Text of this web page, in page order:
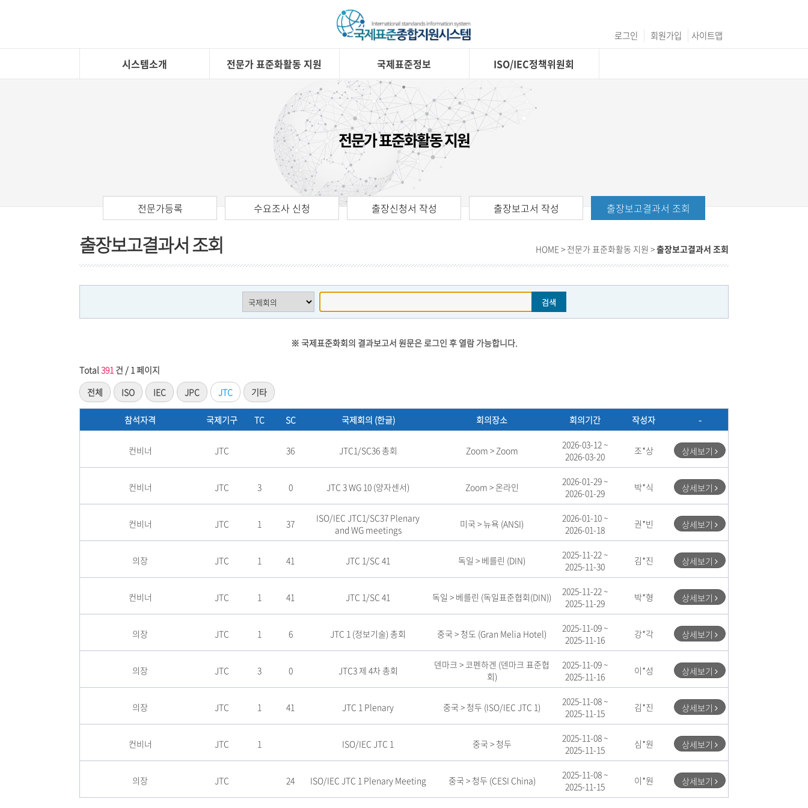
로그인 회원가입 사이트맵
시스템소개 전문가 표준화활동 지원 국제표준정보 ISO/IEC정책위원회
전문가 표준화활동 지원
전문가등록 수요조사 신청 출장신청서 작성 출장보고서 작성 출장보고결과서 조회
출장보고결과서 조회 HOME > 전문가 표준화활동 지원 >출장보고결과서 조회
※ 국제표준화회의 결과보고서 원문은 로그인 후 열람 가능합니다.
Total391 건 / 1 페이지
전체
ISO IEC JPC JTC 기타
참석자격 국제기구 TC SC 국제회의 (한글) 회의장소 회의기간 작성자 -
컨비너 JTC 36 JTC1/SC36 총회 Zoom > Zoom
2026-03-12 ~
2026-03-20
조*상 상세보기
컨비너 JTC 3 0 JTC 3 WG 10 (양자센서) Zoom > 온라인
2026-01-29 ~
2026-01-29
박*식 상세보기
컨비너 JTC 1 37
ISO/IEC JTC1/SC37 Plenary
and WG meetings
미국 > 뉴욕 (ANSI)
2026-01-10 ~
2026-01-18
권*빈 상세보기
의장 JTC 1 41 JTC 1/SC 41 독일 > 베를린 (DIN)
2025-11-22 ~
2025-11-30
김*진 상세보기
컨비너 JTC 1 41 JTC 1/SC 41 독일 > 베를린 (독일표준협회(DIN))
2025-11-22 ~
2025-11-29
박*형 상세보기
의장 JTC 1 6 JTC 1 (정보기술) 총회 중국 > 청도 (Gran Melia Hotel)
2025-11-09 ~
2025-11-16
강*각 상세보기
의장 JTC 3 0 JTC3 제 4차 총회
덴마크 > 코펜하겐 (덴마크 표준협
회)
2025-11-09 ~
2025-11-16
이*성 상세보기
의장 JTC 1 41 JTC 1 Plenary 중국 > 청두 (ISO/IEC JTC 1)
2025-11-08 ~
2025-11-15
김*진 상세보기
컨비너 JTC 1 ISO/IEC JTC 1 중국 > 청두
2025-11-08 ~
2025-11-15
심*원 상세보기
의장 JTC 24 ISO/IEC JTC 1 Plenary Meeting 중국 > 청두 (CESI China)
2025-11-08 ~
2025-11-15
이*원 상세보기